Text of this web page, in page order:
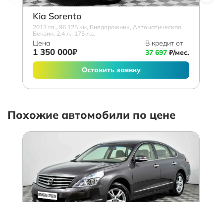
Kia Sorento
2013 г.в., 96 125 км, Внедорожник, Автоматическая,
Бензин, 2.4 л., 175 л.с.
Цена
1 350 000₽
В кредит от
37 697 ₽/мес.
Оставить заявку
Похожие автомобили по цене